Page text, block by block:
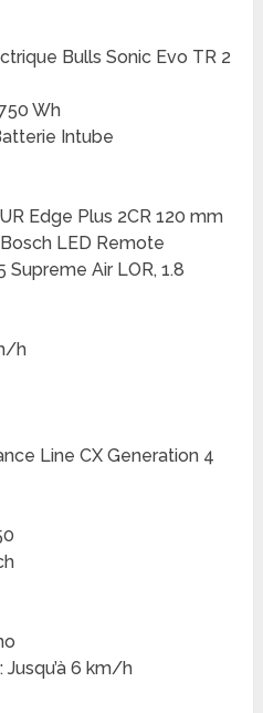
Bulls Sonic Evo TR 2
Wh
Intube
Edge Plus 2CR 120 mm
LED Remote
Supreme Air LOR, 1.8
h
Line CX Generation 4
6 km/h